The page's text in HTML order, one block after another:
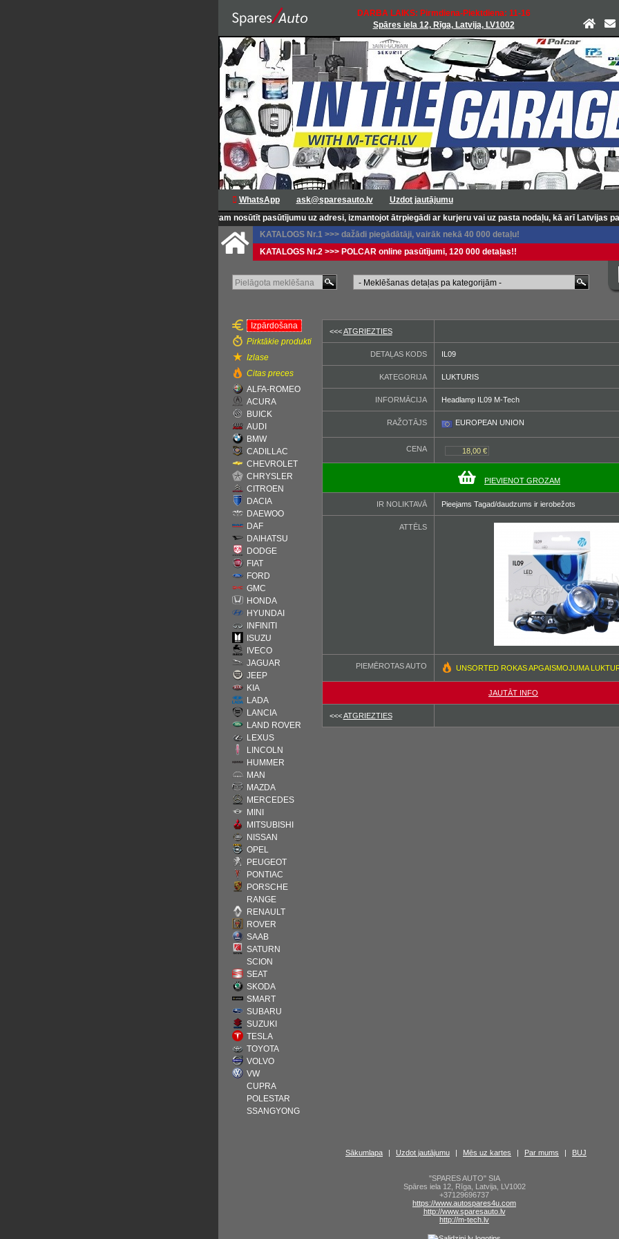
DARBA LAIKS: Pirmdiena-Piektdiena: 11-16
Spāres iela 12, Rīga, Latvija, LV1002
WhatsApp ask@sparesauto.lv Uzdot jautājumu
<<< Mēs varam nosūtīt pasūtījumu uz adresi, izmantojot ātrpiegādi ar kurjeru vai uz pasta nodaļu, kā arī Latvijas pasta
KATALOGS Nr.1 >>> dažādi piegādātāji, vairāk nekā 40 000 detaļu!
KATALOGS Nr.2 >>> POLCAR online pasūtījumi, 120 000 detaļas!!
Izpārdošana
Pirktākie produkti
Izlase
Citas preces
ALFA-ROMEO
ACURA
BUICK
AUDI
BMW
CADILLAC
CHEVROLET
CHRYSLER
CITROEN
DACIA
DAEWOO
DAF
DAIHATSU
DODGE
FIAT
FORD
GMC
HONDA
HYUNDAI
INFINITI
ISUZU
IVECO
JAGUAR
JEEP
KIA
LADA
LANCIA
LAND ROVER
LEXUS
LINCOLN
HUMMER
MAN
MAZDA
MERCEDES
MINI
MITSUBISHI
NISSAN
OPEL
PEUGEOT
PONTIAC
PORSCHE
RANGE
RENAULT
ROVER
SAAB
SATURN
SCION
SEAT
SKODA
SMART
SUBARU
SUZUKI
TESLA
TOYOTA
VOLVO
VW
CUPRA
POLESTAR
SSANGYONG
<<<ATGRIEZTIES
DETAĻAS KODS IL09
KATEGORIJA LUKTURIS
INFORMĀCIJA Headlamp IL09 M-Tech
RAŽOTĀJS EUROPEAN UNION
CENA 18,00 €
PIEVIENOT GROZAM
IR NOLIKTAVĀ Pieejams Tagad/daudzums ir ierobežots
ATTĒLS
PIEMĒROTAS AUTO UNSORTED ROKAS APGAISMOJUMA
JAUTĀT INFO
<<<ATGRIEZTIES
Sākumlapa | Uzdot jautājumu | Mēs uz kartes | Par mums | BUJ
"SPARES AUTO" SIA
Spāres iela 12, Rīga, Latvija, LV1002
+37129696737
https://www.autospares4u.com
http://www.sparesauto.lv
http://m-tech.lv